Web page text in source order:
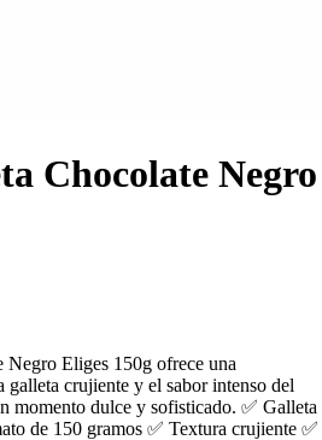
Chocolate Negro
Eliges 150g ofrece una
galleta crujiente y el sabor intenso del
momento dulce y sofisticado. ✅ Galleta
de 150 gramos ✅ Textura crujiente ✅